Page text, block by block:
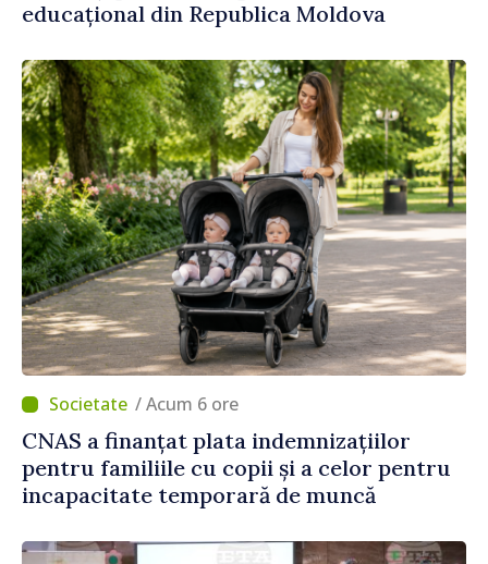
educațional din Republica Moldova
/ Acum 6 ore
CNAS a finanțat plata indemnizațiilor
pentru familiile cu copii și a celor pentru
incapacitate temporară de muncă